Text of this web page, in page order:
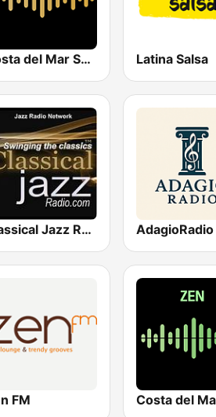
Costa del Mar Smooth Sax Latina Salsa
Classical Jazz Radio AdagioRadio
FM